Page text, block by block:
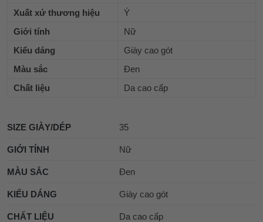
Xuất xứ thương hiệu
Ý
Giới tính
Nữ
Kiểu dáng
Giày cao gót
Màu sắc
Đen
Chất liệu
Da cao cấp
SIZE GIÀY/DÉP 35
GIỚI TÍNH Nữ
MÀU SẮC Đen
KIỂU DÁNG Giày cao gót
CHẤT LIỆU Da cao cấp